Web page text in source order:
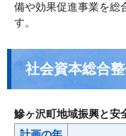
備や効果促進事業を総
す。
社会資本総合
鰺ヶ沢町地域振興と安